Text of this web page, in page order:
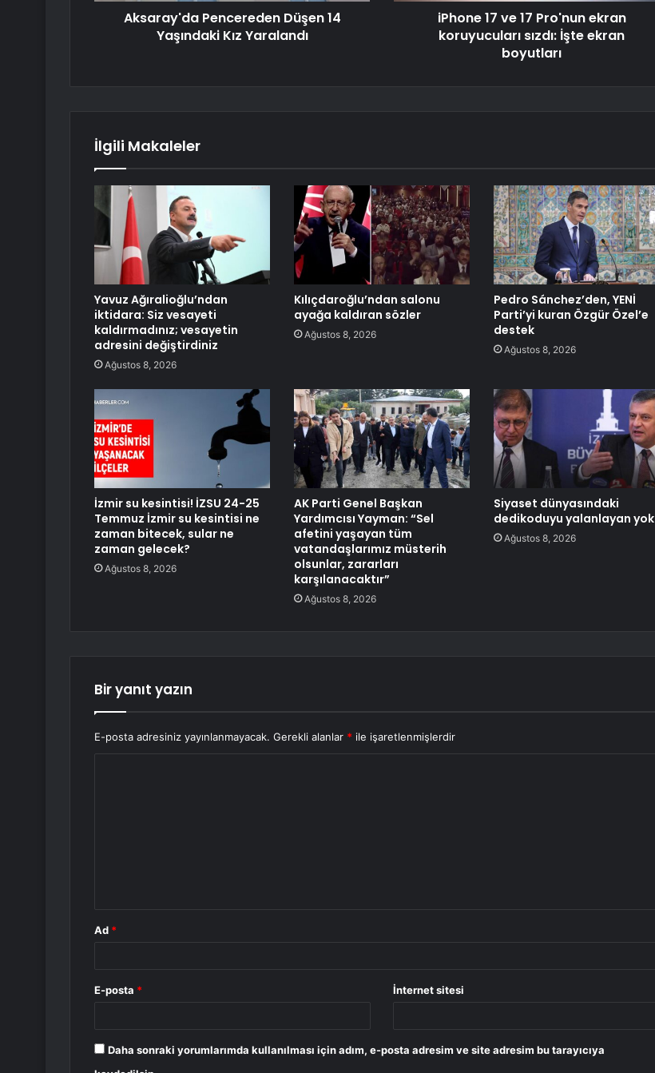
Aksaray'da Pencereden Düşen 14
Yaşındaki Kız Yaralandı
iPhone 17 ve 17 Pro'nun ekran
koruyucuları sızdı: İşte ekran
boyutları
İlgili Makaleler
Yavuz Ağıralioğlu’ndan
iktidara: Siz vesayeti
kaldırmadınız; vesayetin
adresini değiştirdiniz
Ağustos 8, 2026
Kılıçdaroğlu’ndan salonu
ayağa kaldıran sözler
Ağustos 8, 2026
Pedro Sánchez’den, YENİ
Parti’yi kuran Özgür Özel’e
destek
Ağustos 8, 2026
İzmir su kesintisi! İZSU 24-25
Temmuz İzmir su kesintisi ne
zaman bitecek, sular ne
zaman gelecek?
Ağustos 8, 2026
AK Parti Genel Başkan
Yardımcısı Yayman: “Sel
afetini yaşayan tüm
vatandaşlarımız müsterih
olsunlar, zararları
karşılanacaktır”
Ağustos 8, 2026
Siyaset dünyasındaki
dedikoduyu yalanlayan yok
Ağustos 8, 2026
Bir yanıt yazın
E-posta adresiniz yayınlanmayacak. Gerekli alanlar * ile işaretlenmişlerdir
Ad *
E-posta * İnternet sitesi
Daha sonraki yorumlarımda kullanılması için adım, e-posta adresim ve site adresim bu tarayıcıya